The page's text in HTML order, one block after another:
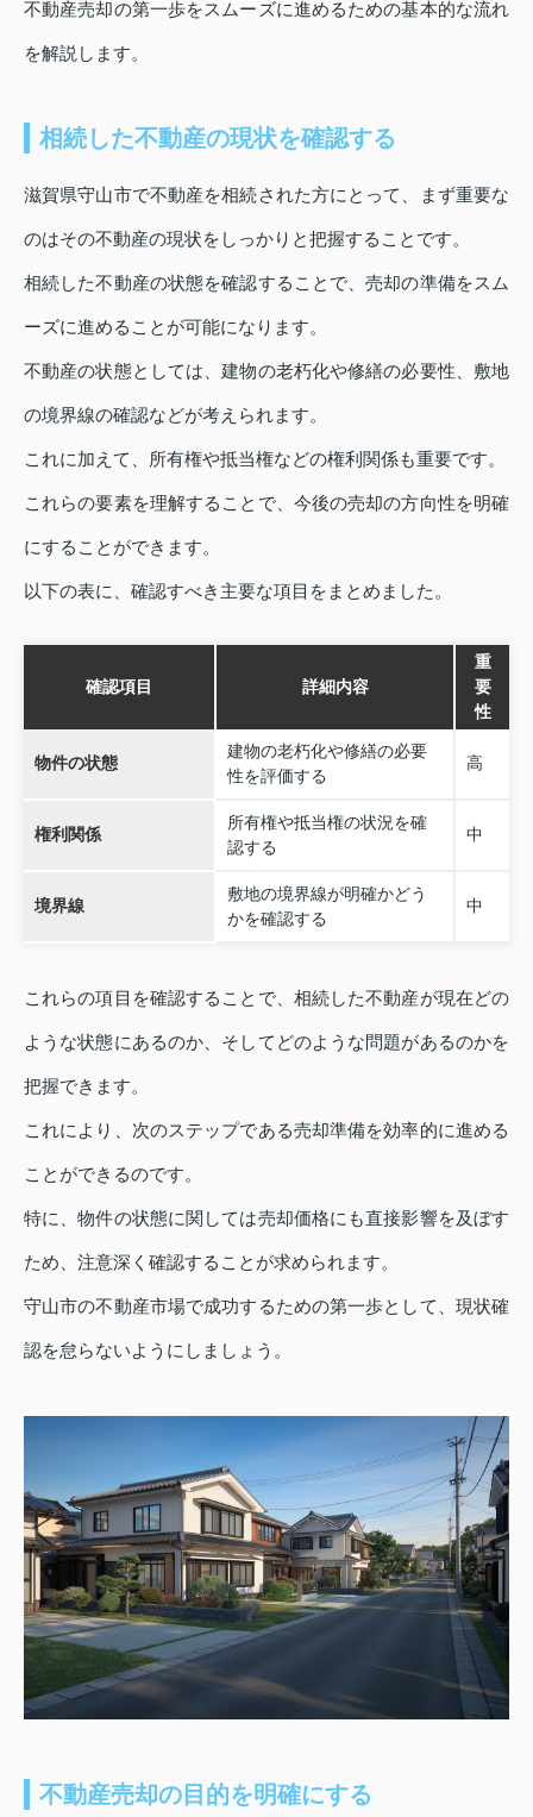
不動産売却の第一歩をスムーズに進めるための基本的な流れ
を解説します。
相続した不動産の現状を確認する
滋賀県守山市で不動産を相続された方にとって、まず重要な
のはその不動産の現状をしっかりと把握することです。
相続した不動産の状態を確認することで、売却の準備をスム
ーズに進めることが可能になります。
不動産の状態としては、建物の老朽化や修繕の必要性、敷地
の境界線の確認などが考えられます。
これに加えて、所有権や抵当権などの権利関係も重要です。
これらの要素を理解することで、今後の売却の方向性を明確
にすることができます。
以下の表に、確認すべき主要な項目をまとめました。
確認項目 詳細内容
重
要
性
物件の状態
建物の老朽化や修繕の必要
性を評価する
高
権利関係
所有権や抵当権の状況を確
認する
中
境界線
敷地の境界線が明確かどう
かを確認する
中
これらの項目を確認することで、相続した不動産が現在どの
ような状態にあるのか、そしてどのような問題があるのかを
把握できます。
これにより、次のステップである売却準備を効率的に進める
ことができるのです。
特に、物件の状態に関しては売却価格にも直接影響を及ぼす
ため、注意深く確認することが求められます。
守山市の不動産市場で成功するための第一歩として、現状確
認を怠らないようにしましょう。
不動産売却の目的を明確にする